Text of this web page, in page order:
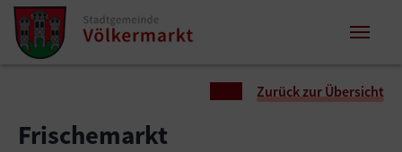
Zum Inhalt springen
Zum Seitenende springen
Zurück zur Übersicht
Frischemarkt